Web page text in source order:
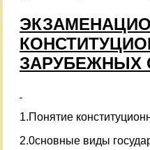
ЗАРУБЕЖНЫХ
1.Понятие
2.0сновные виды